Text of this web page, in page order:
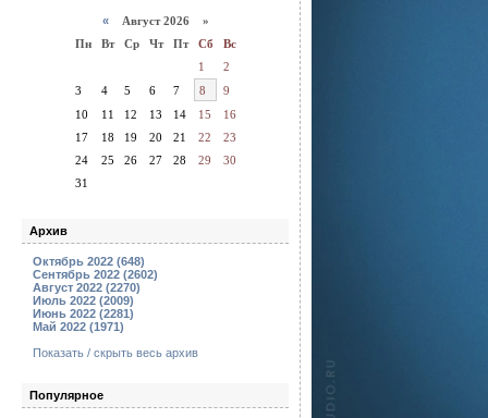
« Август 2026 »
Пн
Вт Ср Чт Пт Сб
Вс
1
2
3
4 5 6 7 8
9
10
11 12 13 14 15
16
17
18 19 20 21 22
23
24
25 26 27 28 29
30
31
Архив
Октябрь 2022 (648)
Сентябрь 2022 (2602)
Август 2022 (2270)
Июль 2022 (2009)
Июнь 2022 (2281)
Май 2022 (1971)
Показать / скрыть весь архив
Популярное